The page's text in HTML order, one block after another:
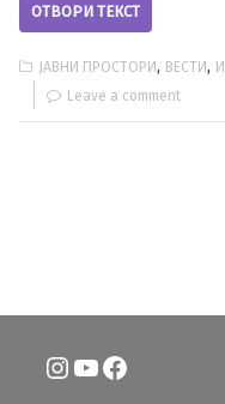
ОТВОРИ ТЕКСТ
ЈАВНИ ПРОСТОРИ, ВЕСТИ,
Leave a comment
Instagram
YouTube
Facebook